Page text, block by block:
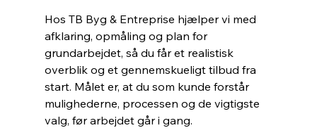
Hos TB Byg & Entreprise hjælper vi med
afklaring, opmåling og plan for
grundarbejdet, så du får et realistisk
overblik og et gennemskueligt tilbud fra
start. Målet er, at du som kunde forstår
mulighederne, processen og de vigtigste
valg, før arbejdet går i gang.